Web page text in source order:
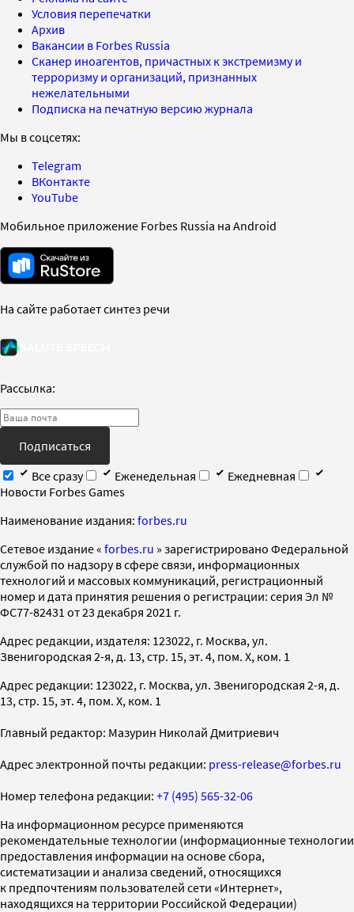
Условия перепечатки
Архив
Вакансии в Forbes Russia
Сканер иноагентов, причастных к экстремизму и
терроризму и организаций, признанных
нежелательными
Подписка на печатную версию журнала
Мы в соцсетях:
Telegram
ВКонтакте
YouTube
Мобильное приложение Forbes Russia на Android
На сайте работает синтез речи
Рассылка:
Подписаться
Все сразу
Еженедельная
Ежедневная
Новости Forbes Games
Наименование издания: forbes.ru
Cетевое издание « forbes.ru » зарегистрировано Федеральной
службой по надзору в сфере связи, информационных
технологий и массовых коммуникаций, регистрационный
номер и дата принятия решения о регистрации: серия Эл №
ФС77-82431 от 23 декабря 2021 г.
Адрес редакции, издателя: 123022, г. Москва, ул.
Звенигородская 2-я, д. 13, стр. 15, эт. 4, пом. X, ком. 1
Адрес редакции: 123022, г. Москва, ул. Звенигородская 2-я, д.
13, стр. 15, эт. 4, пом. X, ком. 1
Главный редактор: Мазурин Николай Дмитриевич
Адрес электронной почты редакции: press-release@forbes.ru
Номер телефона редакции: +7 (495) 565-32-06
На информационном ресурсе применяются
рекомендательные технологии (информационные технологии
предоставления информации на основе сбора,
систематизации и анализа сведений, относящихся
к предпочтениям пользователей сети «Интернет»,
находящихся на территории Российской Федерации)